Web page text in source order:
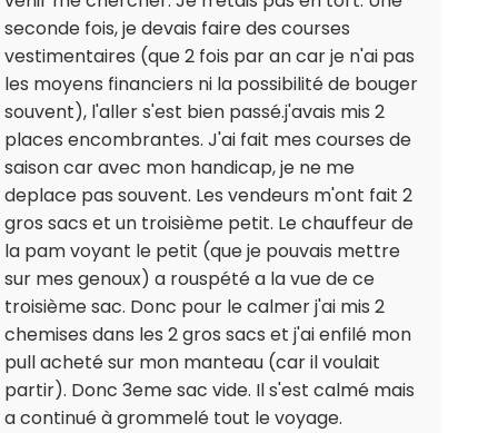
seconde fois, je devais faire des courses
vestimentaires (que 2 fois par an car je n'ai pas
les moyens financiers ni la possibilité de bouger
souvent), l'aller s'est bien passé.j'avais mis 2
places encombrantes. J'ai fait mes courses de
saison car avec mon handicap, je ne me
deplace pas souvent. Les vendeurs m'ont fait 2
gros sacs et un troisième petit. Le chauffeur de
la pam voyant le petit (que je pouvais mettre
sur mes genoux) a rouspété a la vue de ce
troisième sac. Donc pour le calmer j'ai mis 2
chemises dans les 2 gros sacs et j'ai enfilé mon
pull acheté sur mon manteau (car il voulait
partir). Donc 3eme sac vide. Il s'est calmé mais
a continué à grommelé tout le voyage.